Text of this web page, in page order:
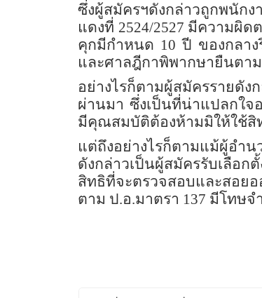
ซึ่งผู้สมัครฯดังกล่าวถูกพนัก
แดงที่ 2524/2527 มีความผิด
คุกมีกำหนด 10 ปี ของกลา
และศาลฎีกาพิพากษายืนตา
อย่างไรก็ตามผู้สมัครรายดั
ผ่านมา ซึ่งเป็นที่น่าแปลกใจ
มีคุณสมบัติต้องห้ามมิให้ใช้สิ
แต่ถึงอย่างไรก็ตามแม้ผู้อำ
ดังกล่าวเป็นผู้สมัครรับเลือ
สิทธิที่จะตรวจสอบและสอย
ตาม ป.อ.มาตรา 137 มีโทษ